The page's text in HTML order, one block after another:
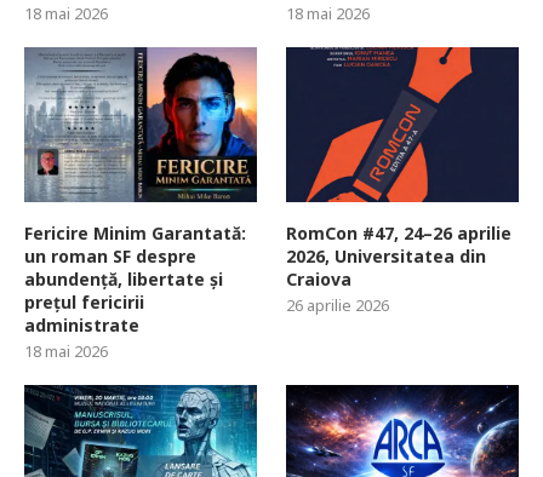
18 mai 2026 18 mai 2026
Fericire Minim Garantată:
un roman SF despre
abundență, libertate și
prețul fericirii
administrate
18 mai 2026
RomCon #47, 24–26 aprilie
2026, Universitatea din
Craiova
26 aprilie 2026